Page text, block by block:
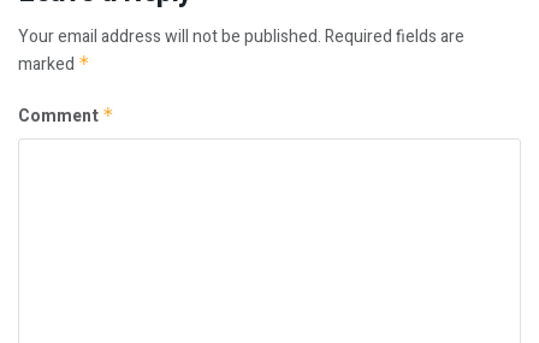
Your email address will not be published.Required fields are
marked *
Comment *